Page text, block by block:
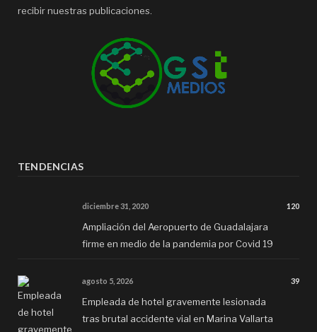
recibir nuestras publicaciones.
TENDENCIAS
diciembre 31, 2020 120
Ampliación del Aeropuerto de Guadalajara
firme en medio de la pandemia por Covid 19
agosto 5, 2026 39
Empleada de hotel gravemente lesionada
tras brutal accidente vial en Marina Vallarta